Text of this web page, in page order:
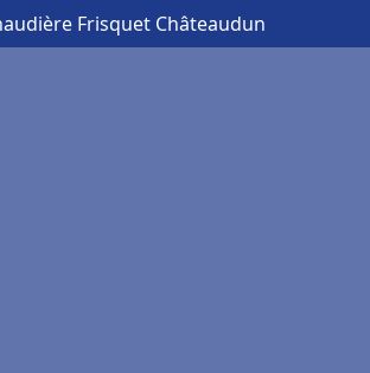
Frisquet Châteaudun